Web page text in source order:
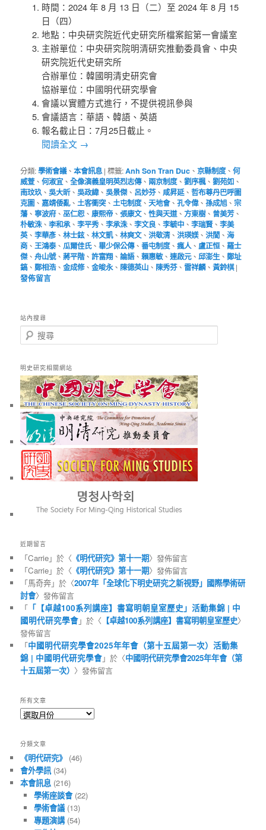
時間：2024 年 8 月 13 日（二）至 2024 年 8 月 15
日（四）
地點：中央研究院近代史研究所檔案館第一會議室
主辦單位：中央研究院明清研究推動委員會、中央
研究院近代史研究所
合辦單位：韓國明清史研究會
協辦單位：中國明代研究學會
會議以實體方式進行，不提供視訊參與
會議語言：華語、韓語、英語
報名截止日：7月25日截止。
閱讀全文 →
分類:學術會議、本會訊息 |標籤:Anh Son Tran Duc 、京縣制度、何
威萱、何淑宜 、全像演義皇明英烈志傳、兩京制度、劉序楓、劉苑如 、
南玟玖 、吳大昕、吳政緯、吳景傑、 呂妙芬、 咸昇延、哲布尊丹巴呼圖
克圖 、嘉靖倭亂、土客衝突、土屯制度、天地會、孔令偉、孫成旭、宗
藩、寧波府、巫仁恕 、 康熙帝 、張康文、性與天道、方東樹、 曾美芳、
朴敏洙、李和承、李平秀、李承洙、李文良 、李毓中 、李瑞賢、李美
英、李華彥、林士鉉、林文凱、林爽文、洪敬清、洪瑛媄、洪誾 、海
商、王鴻泰、 瓜爾佳氏、畢少保公傳、番屯制度、瘋人 、 盧正恒、羅士
傑、舟山號、蔣平階、許富翔 、論語、賴惠敏、連啟元、邱澎生 、鄭址
鎬、鄭相浩、金成修、金晙永、 陳德英山 、 陳秀芬、 雷祥麟、黃鈴棋 |
發佈留言
站內搜尋
搜
尋
明史研究相關網站
近期留言
「Carrie」於〈 《明代研究》第十一期〉發佈留言
「Carrie」於〈 《明代研究》第十一期〉發佈留言
「馬奇奔」於〈2007年「全球化下明史研究之新視野」國際學術研
討會〉發佈留言
「 「【卓越100系列講座】書寫明朝皇室歷史」活動集錦 | 中
國明代研究學會」於〈 【卓越100系列講座】書寫明朝皇室歷史〉
發佈留言
「中國明代研究學會2025年年會（第十五屆第一次）活動集
錦 | 中國明代研究學會」於〈中國明代研究學會2025年年會（第
十五屆第一次） 〉發佈留言
所有文章
所
章
分類文章
《明代研究》 (46)
會外學訊(34)
本會訊息 (216)
學術座談會(22)
學術會議(13)
專題演講(54)